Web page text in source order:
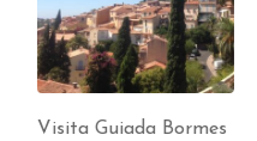
Visita Guiada Bormes